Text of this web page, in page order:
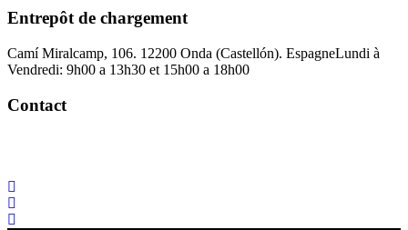
Entrepôt de chargement
Camí Miralcamp, 106. 12200 Onda (Castellón). EspagneLundi à
Vendredi: 9h00 a 13h30 et 15h00 a 18h00
Contact